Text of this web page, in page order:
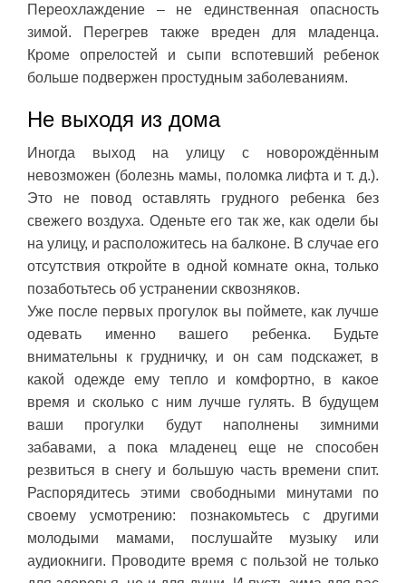
Переохлаждение – не единственная опасность
зимой. Перегрев также вреден для младенца.
Кроме опрелостей и сыпи вспотевший ребенок
больше подвержен простудным заболеваниям.
Не выходя из дома
Иногда выход на улицу с новорождённым
невозможен (болезнь мамы, поломка лифта и т. д.).
Это не повод оставлять грудного ребенка без
свежего воздуха. Оденьте его так же, как одели бы
на улицу, и расположитесь на балконе. В случае его
отсутствия откройте в одной комнате окна, только
позаботьтесь об устранении сквозняков.
Уже после первых прогулок вы поймете, как лучше
одевать именно вашего ребенка. Будьте
внимательны к грудничку, и он сам подскажет, в
какой одежде ему тепло и комфортно, в какое
время и сколько с ним лучше гулять. В будущем
ваши прогулки будут наполнены зимними
забавами, а пока младенец еще не способен
резвиться в снегу и большую часть времени спит.
Распорядитесь этими свободными минутами по
своему усмотрению: познакомьтесь с другими
молодыми мамами, послушайте музыку или
аудиокниги. Проводите время с пользой не только